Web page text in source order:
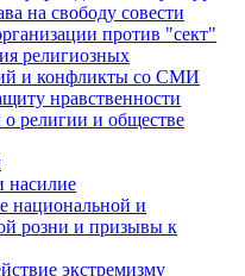
на свободу совести
против "сект"
религиозных
и конфликты со СМИ
нравственности
о религии и обществе
насилие
национальной и
розни и призывы к
экстремизму